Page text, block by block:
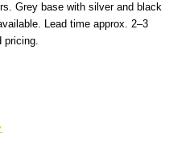
Grey base with silver and black
Lead time approx. 2–3
pricing.